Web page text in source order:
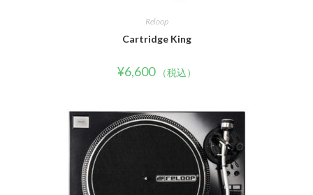
Reloop
Cartridge King
¥6,600 （税込）